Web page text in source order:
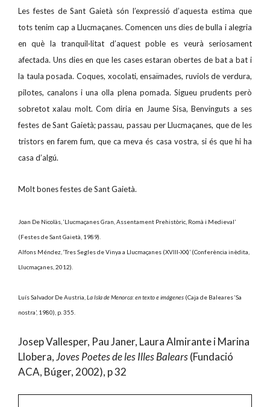
Les festes de Sant Gaietà són l’expressió d’aquesta estima que
tots tenim cap a Llucmaçanes. Comencen uns dies de bulla i alegria
en què la tranquil·litat d’aquest poble es veurà seriosament
afectada. Uns dies en que les cases estaran obertes de bat a bat i
la taula posada. Coques, xocolati, ensaïmades, ruviols de verdura,
pilotes, canalons i una olla plena pomada. Sigueu prudents però
sobretot xalau molt. Com diria en Jaume Sisa, Benvinguts a ses
festes de Sant Gaietà; passau, passau per Llucmaçanes, que de les
tristors en farem fum, que ca meva és casa vostra, si és que hi ha
casa d’algú.
Molt bones festes de Sant Gaietà.
Joan De Nicolàs, ‘Llucmaçanes Gran, Assentament Prehistòric, Romà i Medieval’
(Festes de Sant Gaietà, 1989).
Alfons Méndez, ‘Tres Segles de Vinya a Llucmaçanes (XVIII-XX)’ (Conferència inèdita,
Llucmaçanes, 2012).
Luís Salvador De Austria, La Isla de Menorca: en texto e imágenes (Caja de Baleares ‘Sa
nostra’, 1980), p. 355.
Josep Vallesper, Pau Janer, Laura Almirante i Marina
Llobera,Joves Poetes de les Illes Balears(Fundació
ACA, Búger, 2002), p 32